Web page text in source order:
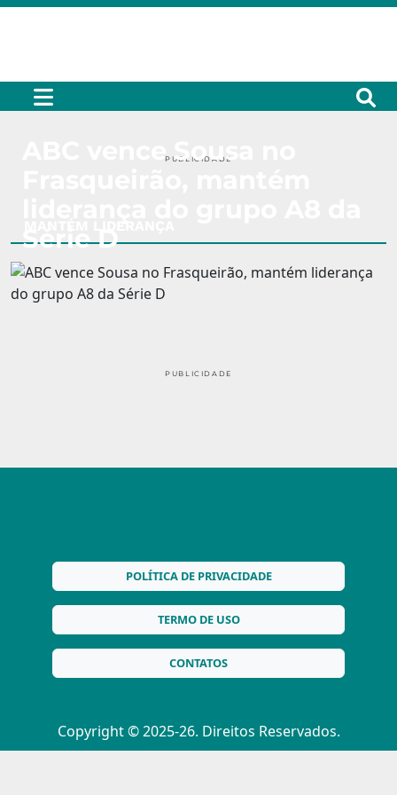
PUBLICIDADE
ABC vence Sousa no
Série D
PUBLICIDADE
POLÍTICA DE PRIVACIDADE
TERMO DE USO
CONTATOS
Copyright © 2025-26. Direitos Reservados.